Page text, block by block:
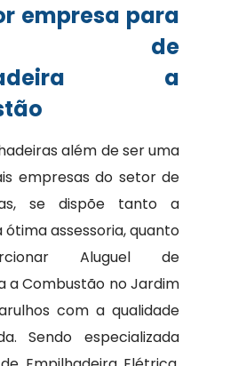
empresa para
de
a
além de ser uma
empresas do setor de
se dispõe tanto a
assessoria, quanto
Aluguel de
a Combustão no Jardim
com a qualidade
Sendo especializada